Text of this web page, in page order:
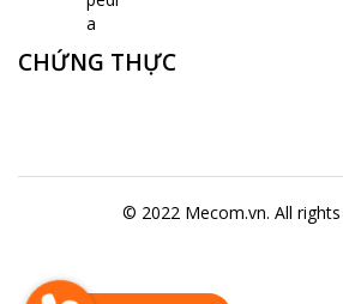
CHỨNG THỰC
© 2022 Mecom.vn. All rights